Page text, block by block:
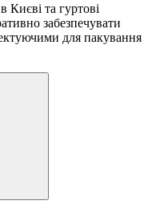
Києві та гуртові
забезпечувати
для пакування